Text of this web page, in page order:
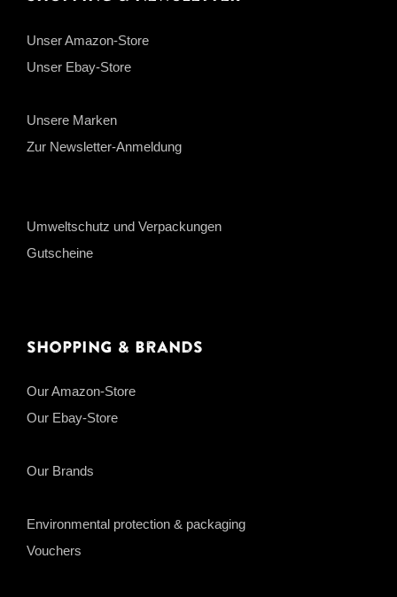
Unser Amazon-Store
Unser Ebay-Store
Unsere Marken
Zur Newsletter-Anmeldung
Umweltschutz und Verpackungen
Gutscheine
Shopping & Brands
Our Amazon-Store
Our Ebay-Store
Our Brands
Environmental protection & packaging
Vouchers